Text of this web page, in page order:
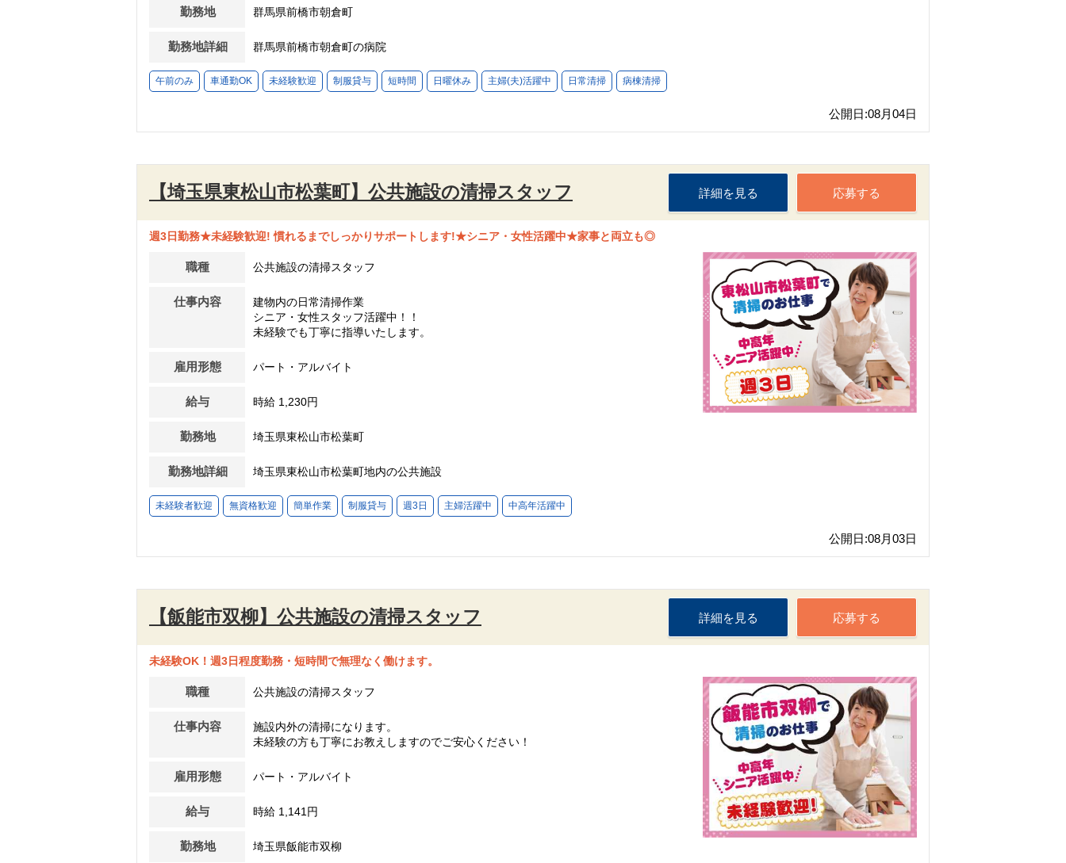
勤務地 群馬県前橋市朝倉町
勤務地詳細 群馬県前橋市朝倉町の病院
午前のみ 車通勤OK 未経験歓迎 制服貸与 短時間 日曜休み 主婦(夫)活躍中 日常清掃 病棟清掃
公開日:08月04日
【埼玉県東松山市松葉町】公共施設の清掃スタッフ 応募する
詳細を見る
週3日勤務★未経験歓迎! 慣れるまでしっかりサポートします!★シニア・女性活躍中★家事と両立も◎
職種 公共施設の清掃スタッフ
仕事内容
建物内の日常清掃作業
シニア・女性スタッフ活躍中！！
未経験でも丁寧に指導いたします。
雇用形態 パート・アルバイト
給与 時給 1,230円
勤務地 埼玉県東松山市松葉町
勤務地詳細 埼玉県東松山市松葉町地内の公共施設
未経験者歓迎 無資格歓迎 簡単作業 制服貸与 週3日 主婦活躍中 中高年活躍中
公開日:08月03日
【飯能市双柳】公共施設の清掃スタッフ 応募する
詳細を見る
未経験OK！週3日程度勤務・短時間で無理なく働けます。
職種 公共施設の清掃スタッフ
仕事内容
施設内外の清掃になります。
未経験の方も丁寧にお教えしますのでご安心ください！
雇用形態 パート・アルバイト
給与 時給 1,141円
勤務地 埼玉県飯能市双柳